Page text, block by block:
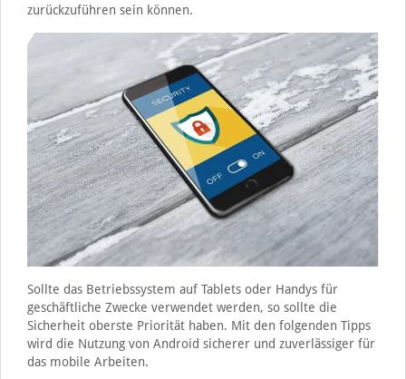
zurückzuführen sein können.
Sollte das Betriebssystem auf Tablets oder Handys für
geschäftliche Zwecke verwendet werden, so sollte die
Sicherheit oberste Priorität haben. Mit den folgenden Tipps
wird die Nutzung von Android sicherer und zuverlässiger für
das mobile Arbeiten.